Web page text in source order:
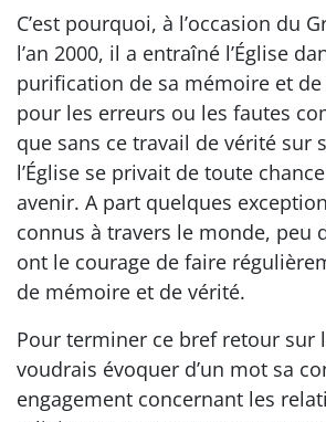
C’est pourquoi, à l’occasion du
l’an 2000, il a entraîné l’Église
purification de sa mémoire et
pour les erreurs ou les fautes
que sans ce travail de vérité sur
l’Église se privait de toute
avenir. A part quelques
connus à travers le monde, peu
ont le courage de faire
de mémoire et de vérité.
Pour terminer ce bref retour sur
voudrais évoquer d’un mot sa
engagement concernant les